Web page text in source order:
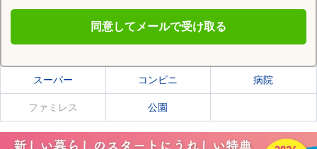
同意してメールで受け取る
美唄市の施設一覧
スーパー コンビニ 病院
ファミレス 公園